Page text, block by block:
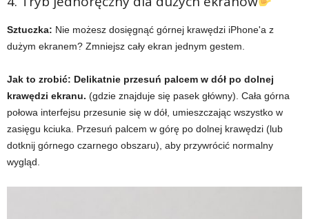
Sztuczka: Nie możesz dosięgnąć górnej krawędzi iPhone'a z
dużym ekranem? Zmniejsz cały ekran jednym gestem.
Jak to zrobić: Delikatnie przesuń palcem w dół po dolnej
krawędzi ekranu. (gdzie znajduje się pasek główny). Cała górna
połowa interfejsu przesunie się w dół, umieszczając wszystko w
zasięgu kciuka. Przesuń palcem w górę po dolnej krawędzi (lub
dotknij górnego czarnego obszaru), aby przywrócić normalny
wygląd.